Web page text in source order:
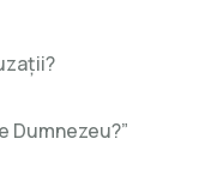
Dumnezeu?”